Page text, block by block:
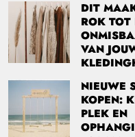
DIT
ROK TOT
VAN
NIEUWE
KOPEN:
PLEK EN
Copyright 2024